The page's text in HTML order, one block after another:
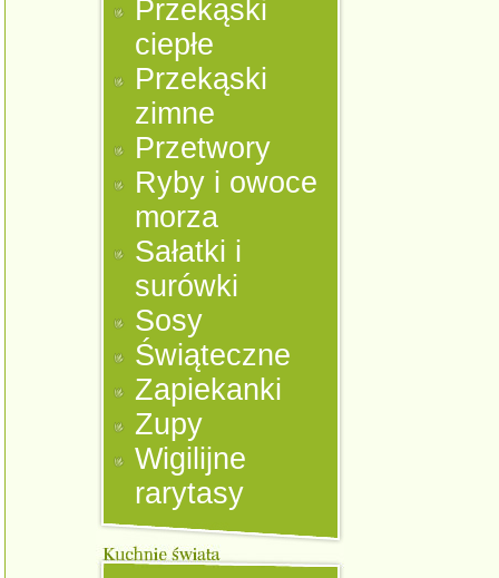
Przekąski
ciepłe
Przekąski
zimne
Przetwory
Ryby i owoce
morza
Sałatki i
surówki
Sosy
Świąteczne
Zapiekanki
Zupy
Wigilijne
rarytasy